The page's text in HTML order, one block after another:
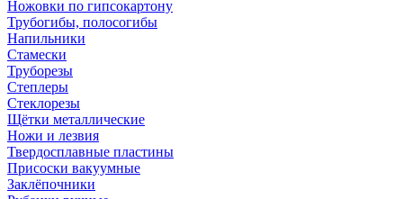
Ножовки по гипсокартону
Трубогибы, полосогибы
Напильники
Стамески
Труборезы
Степлеры
Стеклорезы
Щётки металлические
Ножи и лезвия
Твердосплавные пластины
Присоски вакуумные
Заклёпочники